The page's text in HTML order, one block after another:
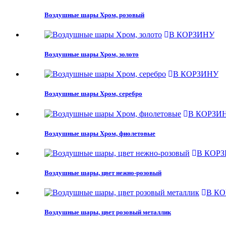
Воздушные шары Хром, розовый
В КОРЗИНУ
Воздушные шары Хром, золото
В КОРЗИНУ
Воздушные шары Хром, серебро
В
Воздушные шары Хром, фиолетовые
В
Воздушные шары, цвет нежно-розовый
В
Воздушные шары, цвет розовый металлик